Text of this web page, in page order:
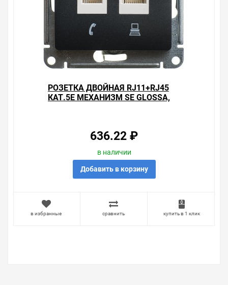
РОЗЕТКА ДВОЙНАЯ RJ11+RJ45
КАТ.5E МЕХАНИЗМ SE GLOSSA,
636.22 ₽
в наличии
Добавить в корзину
в избранные сравнить купить в 1 клик